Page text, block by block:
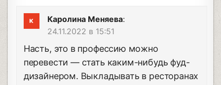
Каролина Меняева:
24.11.2022 в 15:51
Насть, это в профессию можно
перевести — стать каким-нибудь фуд-
дизайнером. Выкладывать в ресторанах